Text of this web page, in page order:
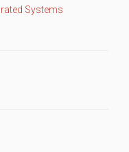
Systems